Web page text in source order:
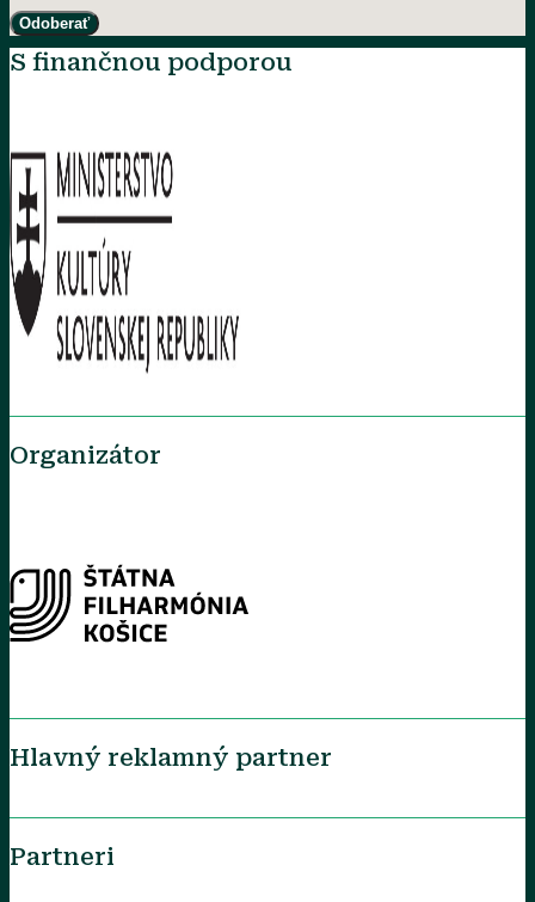
Odoberať
S finančnou podporou
Organizátor
Hlavný reklamný partner
Partneri